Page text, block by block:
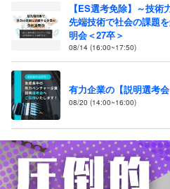
【ES選考免除】～技
先端技術で社会の課題
明会＜27卒＞
08/14 (16:00~17:50)
有力企業の【説明選考
08/20 (14:00~16:00)